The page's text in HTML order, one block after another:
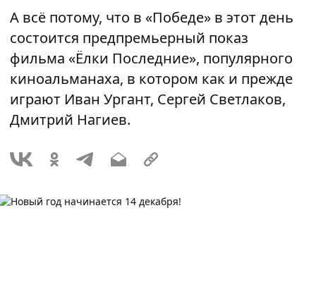
А всё потому, что в «Победе» в этот день
состоится предпремьерный показ
фильма «Ёлки Последние», популярного
киноальманаха, в котором как и прежде
играют Иван Ургант, Сергей Светлаков,
Дмитрий Нагиев.